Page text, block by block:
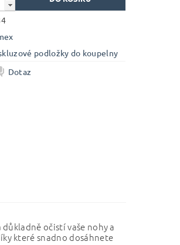
podložky do koupelny
Dotaz
očistí vaše nohy a
které snadno dosáhnete